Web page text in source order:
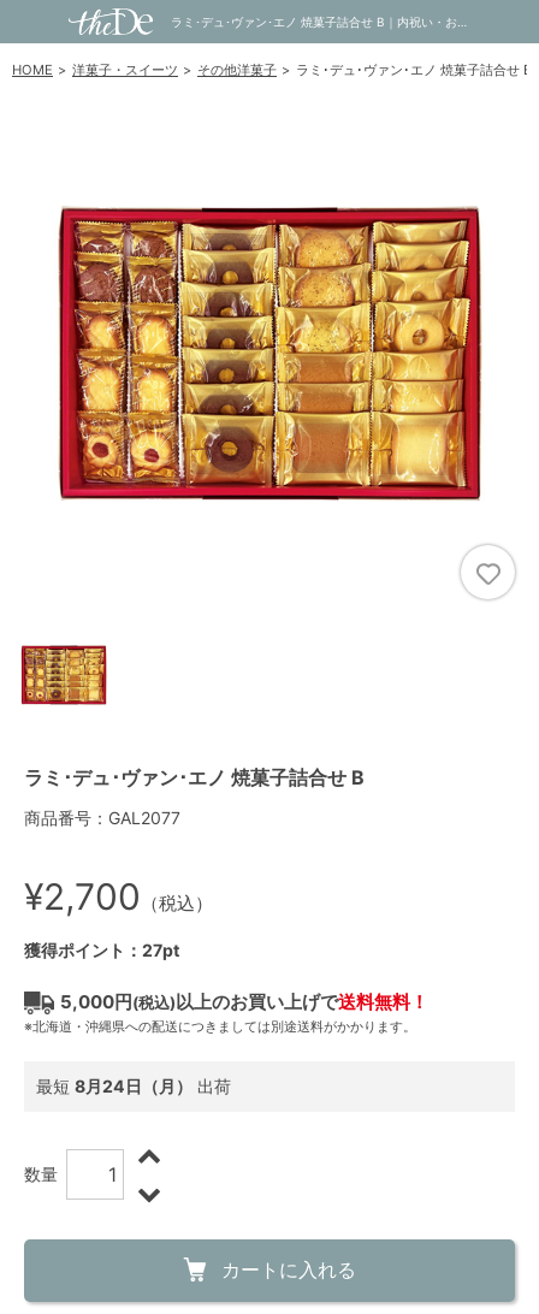
HOME 洋菓子・スイーツ その他洋菓子 ラミ･デュ･ヴァン･エノ 焼菓子詰合せ B
ラミ･デュ･ヴァン･エノ 焼菓子詰合せ B
商品番号：GAL2077
¥2,700 （税込）
獲得ポイント：27pt
5,000円(税込)以上のお買い上げで送料無料！
※北海道・沖縄県への配送につきましては別途送料がかかります。
最短 8月24日（月） 出荷
数量
カートに入れる